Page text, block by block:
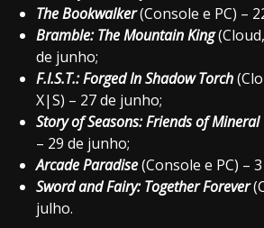
The Bookwalker(Console e PC) –
Bramble: The Mountain King
de junho;
F.I.S.T.: Forged In Shadow Torch
X|S) – 27 de junho;
Story of Seasons: Friends of Mineral
– 29 de junho;
Arcade Paradise(Console e PC) –
Sword and Fairy: Together Forever
julho.